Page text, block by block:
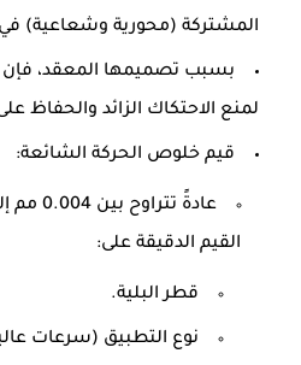
المشتركة (محورية وشعاعية)
بسبب تصميمها المعقد،
لمنع الاحتكاك الزائد والحفاظ
قيم خلوص الحركة الشائعة:
عادةً تتراوح بين 0.004 مم إلى 0.015 مم
القيم الدقيقة على:
قطر البلية.
نوع التطبيق (سرعات